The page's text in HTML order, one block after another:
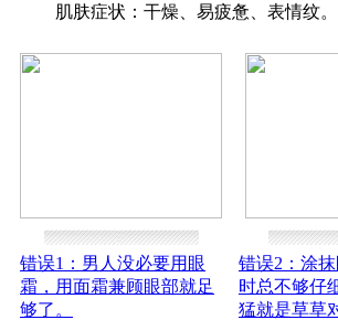
肌肤症状：干燥、易疲惫、表情纹。
错误1：男人没必要用眼
霜，用面霜兼顾眼部就足
够了。
错误2：涂
时总不够仔
猛就是草草